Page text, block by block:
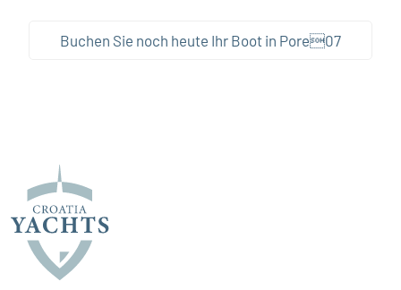
Buchen Sie noch heute Ihr Boot in Pore07